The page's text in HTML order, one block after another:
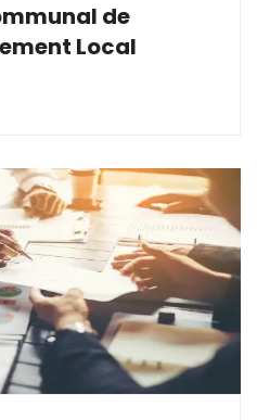
de
Local